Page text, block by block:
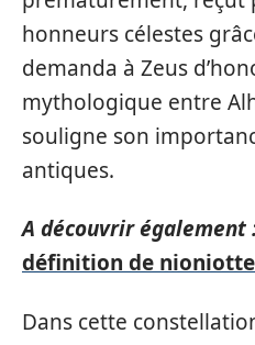
honneurs célestes
demanda à Zeus
mythologique entre
souligne son
antiques.
A découvrir également
définition de
Dans cette